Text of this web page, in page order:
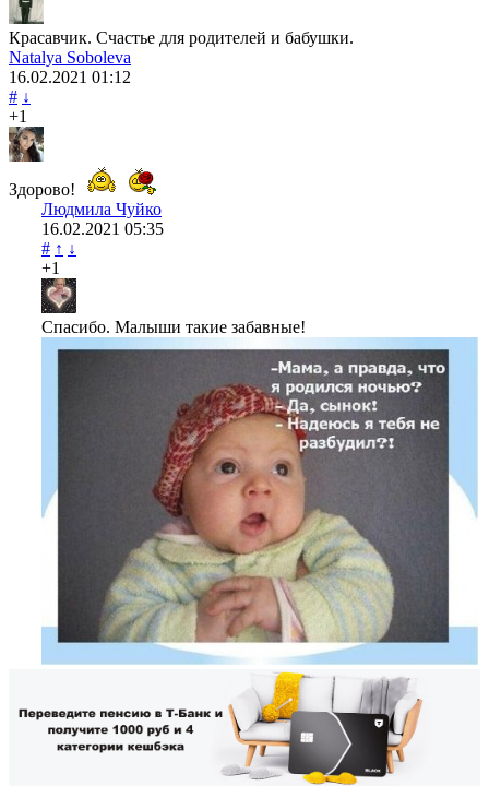
Красавчик. Счастье для родителей и бабушки.
Natalya Soboleva
16.02.2021 01:12
# ↓
+1
Здорово!
Людмила Чуйко
16.02.2021 05:35
# ↑ ↓
+1
Спасибо. Малыши такие забавные!